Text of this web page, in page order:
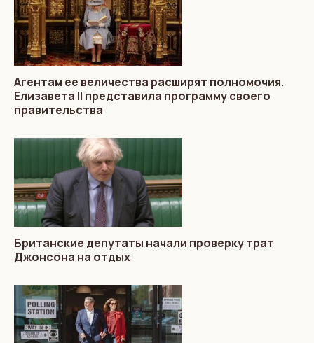
Агентам ее величества расширят полномочия.
Елизавета II представила программу своего
правительства
Британские депутаты начали проверку трат
Джонсона на отдых